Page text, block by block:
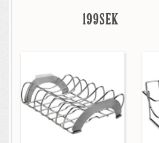
199SEK